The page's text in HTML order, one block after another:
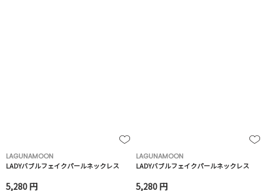
LAGUNAMOON
LADYバブルフェイクパールネックレス
5,280 円
LAGUNAMOON
LADYバブルフェイクパールネックレス
5,280 円